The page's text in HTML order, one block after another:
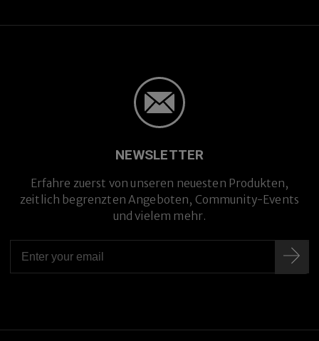
NEWSLETTER
Erfahre zuerst von unseren neuesten Produkten,
zeitlich begrenzten Angeboten, Community-Events
und vielem mehr.